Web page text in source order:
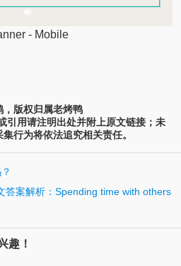
，版权归属老烤鸭
引用请注明出处并附上原文链接；未
行为将依法追究相关责任。
答案解析：Spending time with others
趣！